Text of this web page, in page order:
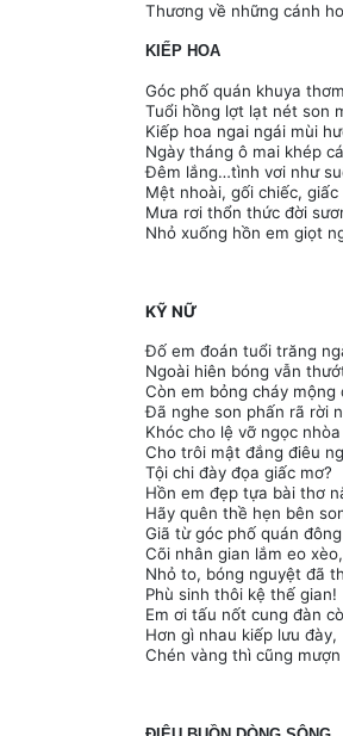
Thương về những cánh
KIẾP HOA
Góc phố quán khuya
Tuổi hồng lợt lạt nét son
Kiếp hoa ngai ngái mùi
Ngày tháng ô mai khép
Ðêm lắng…tình vơi như
Mệt nhoài, gối chiếc,
Mưa rơi thổn thức đời
Nhỏ xuống hồn em giọt
KỸ NỮ
Ðố em đoán tuổi trăng
Ngoài hiên bóng vẫn
Còn em bỏng cháy mộng
Ðã nghe son phấn rã rời
Khóc cho lệ vỡ ngọc nhòa
Cho trôi mật đắng điêu
Tội chi đày đọa giấc mơ?
Hồn em đẹp tựa bài thơ
Hãy quên thề hẹn bên
Giã từ góc phố quán
Cõi nhân gian lắm eo xèo,
Nhỏ to, bóng nguyệt đã
Phù sinh thôi kệ thế gian!
Em ơi tấu nốt cung đàn
Hơn gì nhau kiếp lưu đày,
Chén vàng thì cũng